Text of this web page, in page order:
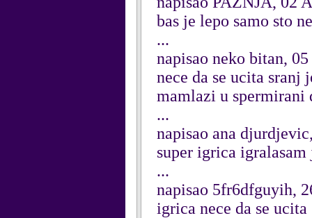
bas je lepo samo sto
...
napisao neko bitan,
nece da se ucita
mamlazi u
...
napisao ana
super igrica igralasam
...
napisao 5fr6dfguyih,
igrica nece da se ucita